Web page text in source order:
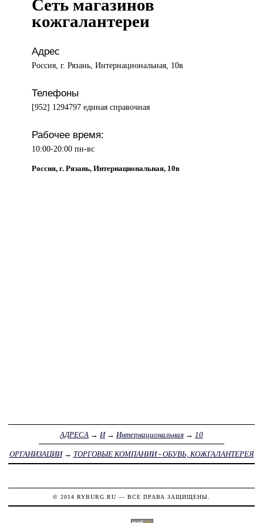
Сеть магазинов
кожгалантереи
Адрес
Россия, г. Рязань, Интернациональная, 10в
Телефоны
[952] 1294797 единая справочная
Рабочее время:
10:00-20:00 пн-вс
Россия, г. Рязань, Интернациональная, 10в
АДРЕСА → И→ Интернациональная → 10
ОРГАНИЗАЦИИ→ ТОРГОВЫЕ КОМПАНИИ - ОБУВЬ, КОЖГАЛАНТЕРЕЯ
© 2014 RYBURG.RU — ВСЕ ПРАВА ЗАЩИЩЕНЫ.